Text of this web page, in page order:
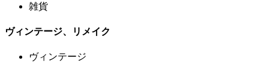
雑貨
ヴィンテージ、リメイク
ヴィンテージ